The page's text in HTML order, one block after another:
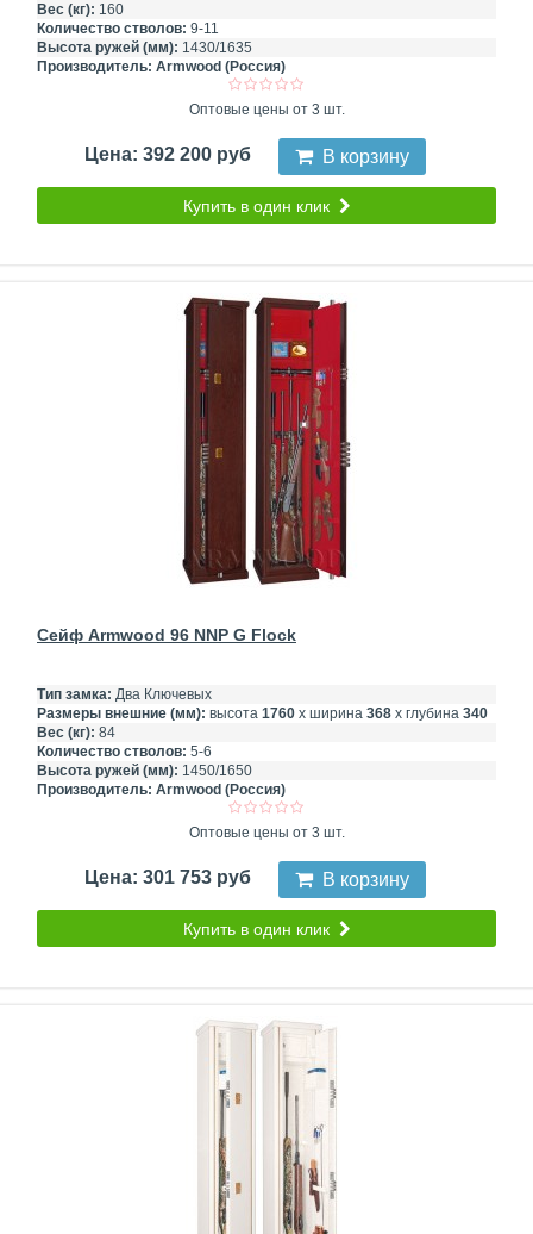
Вес (кг): 160
Количество стволов: 9-11
Высота ружей (мм): 1430/1635
Производитель: Armwood (Россия)
Оптовые цены от 3 шт.
Цена: 392 200 руб В корзину
Купить в один клик
Сейф Armwood 96 NNP G Flock
Тип замка: Два Ключевых
Размеры внешние (мм): высота 1760 х ширина 368 х глубина 340
Вес (кг): 84
Количество стволов: 5-6
Высота ружей (мм): 1450/1650
Производитель: Armwood (Россия)
Оптовые цены от 3 шт.
Цена: 301 753 руб В корзину
Купить в один клик